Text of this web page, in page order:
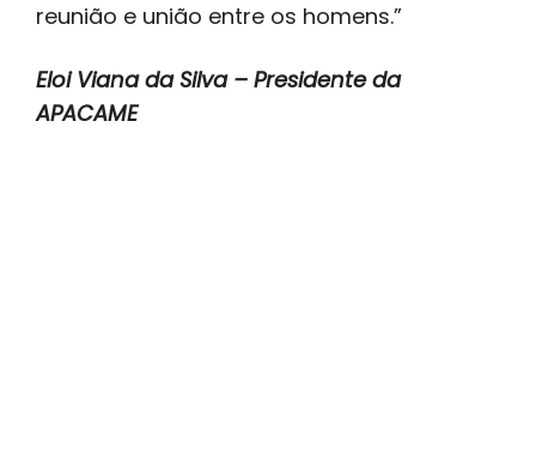
reunião e união entre os homens.”
Eloi Viana da Silva – Presidente da
APACAME